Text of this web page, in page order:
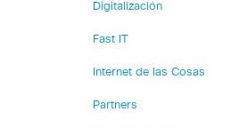
Digitalización
Fast IT
Internet de las Cosas
Partners